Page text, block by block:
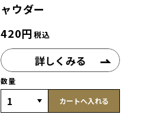
ャウダー
420円税込
詳しくみる
数量
カートへ入れる